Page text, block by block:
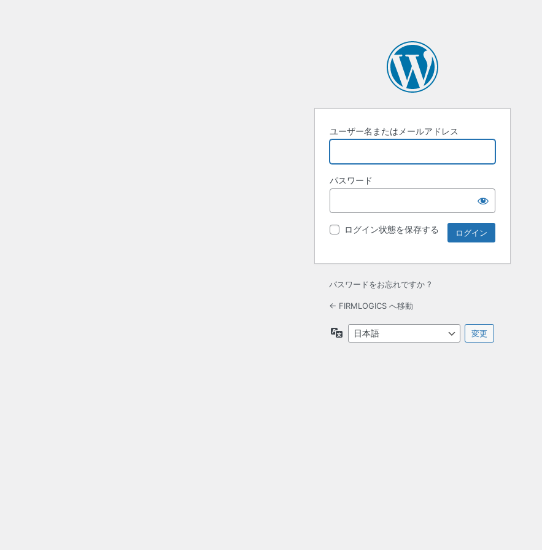
ユーザー名またはメールアドレス
パスワード
ログイン状態を保存する
パスワードをお忘れですか ?
← FIRMLOGICS へ移動
語